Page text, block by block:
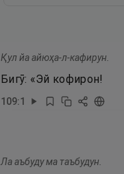
Қул йа айюҳа-л-кафирун.
Бигӯ: «Эй кофирон!
109:1
Ла аъбуду ма таъбудун.